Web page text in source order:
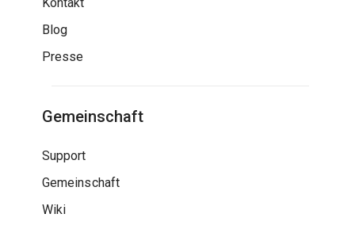
Blog
Presse
Gemeinschaft
Support
Gemeinschaft
Wiki